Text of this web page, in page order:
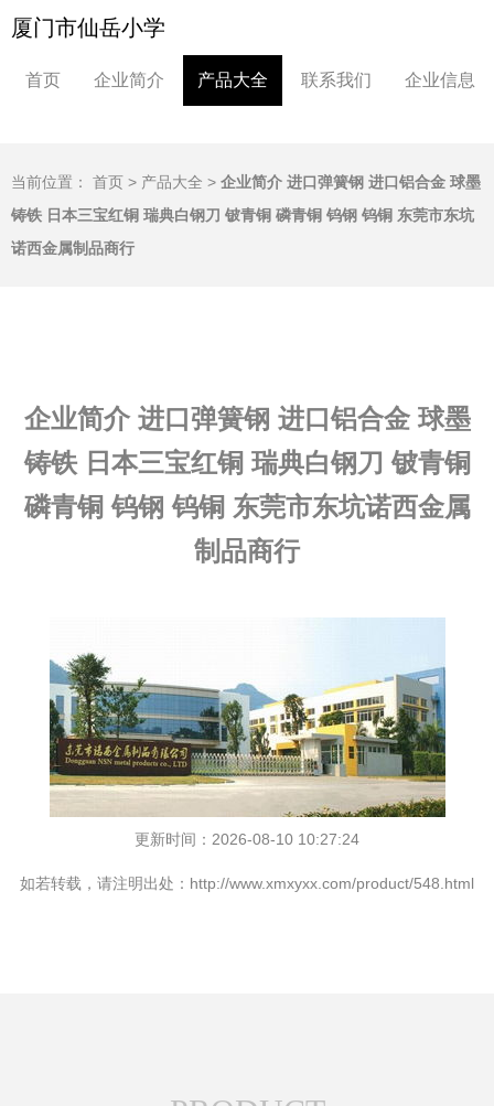
厦门市仙岳小学
首页 企业简介 产品大全 联系我们 企业信息
当前位置： 首页 > 产品大全 > 企业简介 进口弹簧钢 进口铝合金 球墨
铸铁 日本三宝红铜 瑞典白钢刀 铍青铜 磷青铜 钨钢 钨铜 东莞市东坑
诺西金属制品商行
企业简介 进口弹簧钢 进口铝合金 球墨
铸铁 日本三宝红铜 瑞典白钢刀 铍青铜
磷青铜 钨钢 钨铜 东莞市东坑诺西金属
制品商行
更新时间：2026-08-10 10:27:24
如若转载，请注明出处：http://www.xmxyxx.com/product/548.html